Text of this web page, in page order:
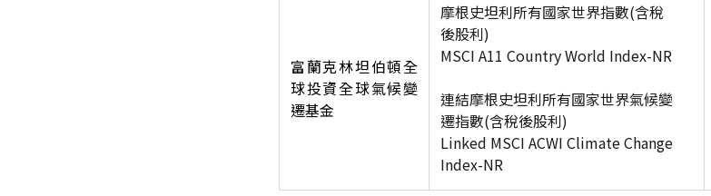
富蘭克林坦伯頓全
球投資全球氣候變
遷基金
摩根史坦利所有國家世界指數(含稅
後股利)
MSCI A11 Country World Index-NR
連結摩根史坦利所有國家世界氣候變
遷指數(含稅後股利)
Linked MSCI ACWI Climate Change
Index-NR